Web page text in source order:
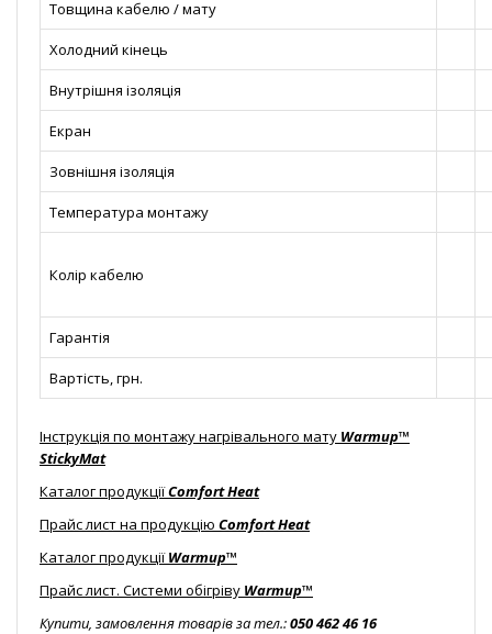
Товщина кабелю / мату
Холодний кінець
Внутрішня ізоляція
Екран
Зовнішня ізоляція
Температура монтажу
Колір кабелю
Гарантія
Вартість, грн.
Інструкція по монтажу нагрівального мату Warmup™
StickyMat
Каталог продукціїComfort Heat
Прайс лист на продукцію Comfort Heat
Каталог продукціїWarmup™
Прайс лист. Системи обігріву Warmup™
Купити, замовлення товарів за тел.:050 462 46 16